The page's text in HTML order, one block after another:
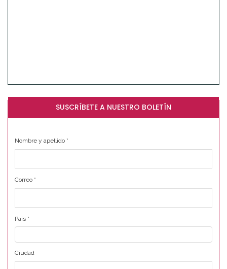
SUSCRÍBETE A NUESTRO BOLETÍN
Nombre y apellido *
Correo *
País *
Ciudad